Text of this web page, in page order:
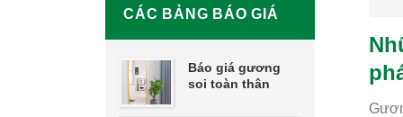
CÁC BẢNG BÁO GIÁ
Báo giá gương
soi toàn thân